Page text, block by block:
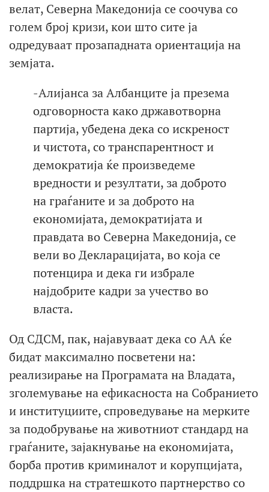
велат, Северна Македонија се соочува со
голем број кризи, кои што сите ја
одредуваат прозападната ориентација на
земјата.
-Алијанса за Албанците ја презема
одговорноста како државотворна
партија, убедена дека со искреност
и чистота, со транспарентност и
демократија ќе произведеме
вредности и резултати, за доброто
на граѓаните и за доброто на
економијата, демократијата и
правдата во Северна Македонија, се
вели во Декларацијата, во која се
потенцира и дека ги избрале
најдобрите кадри за учество во
власта.
Од СДСМ, пак, најавуваат дека со АА ќе
бидат максимално посветени на:
реализирање на Програмата на Владата,
зголемување на ефикасноста на Собранието
и институциите, спроведување на мерките
за подобрување на животниот стандард на
граѓаните, зајакнување на економијата,
борба против криминалот и корупцијата,
поддршка на стратешкото партнерство со